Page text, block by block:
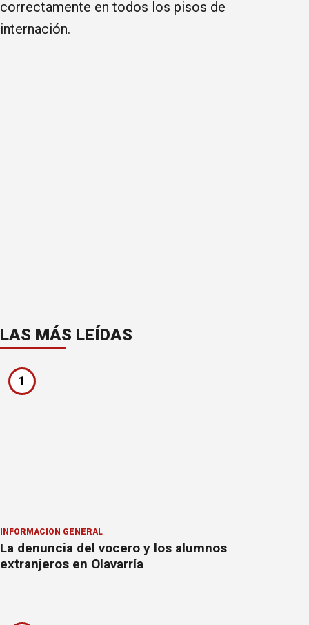
correctamente en todos los pisos de
internación.
LAS MÁS LEÍDAS
1
INFORMACION GENERAL
La denuncia del vocero y los alumnos
extranjeros en Olavarría